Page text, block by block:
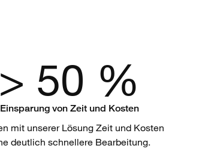
> 50 %
Einsparung von Zeit und Kosten
mit unserer Lösung Zeit und Kosten
deutlich schnellere Bearbeitung.